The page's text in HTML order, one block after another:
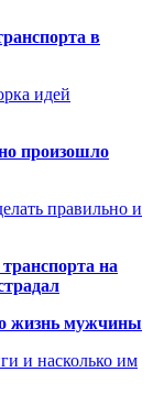
в
идей
произошло
правильно и
на
жизнь мужчины
и насколько им